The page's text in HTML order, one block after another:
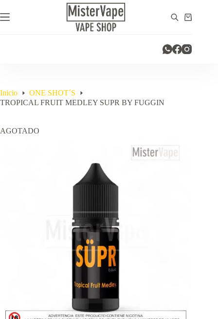
al
contenido
Carro
Inicio
ONE SHOT´S
TROPICAL FRUIT MEDLEY SUPR BY FUGGIN
AGOTADO